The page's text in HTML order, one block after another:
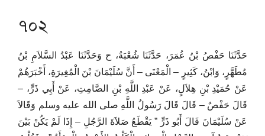
৭০২
حَدَّثَنَا حَفْصُ بْنُ عُمَرَ، حَدَّثَنَا شُعْبَةُ، ح وَحَدَّثَنَا عَبْدُ السَّلاَمِ بْنُ
مُطَهَّرٍ، وَابْنُ، كَثِيرٍ – الْمَعْنَى – أَنَّ سُلَيْمَانَ بْنَ الْمُغِيرَةِ، أَخْبَرَهُمْ
عَنْ حُمَيْدِ بْنِ هِلاَلٍ، عَنْ عَبْدِ اللَّهِ بْنِ الصَّامِتِ، عَنْ أَبِي ذَرٍّ، –
قَالَ حَفْصٌ – قَالَ قَالَ رَسُولُ اللَّهِ صلى الله عليه وسلم وَقَالاَ
عَنْ سُلَيْمَانَ قَالَ أَبُو ذَرٍّ ‏”‏ يَقْطَعُ صَلاَةَ الرَّجُلِ – إِذَا لَمْ يَكُنْ بَيْنَ